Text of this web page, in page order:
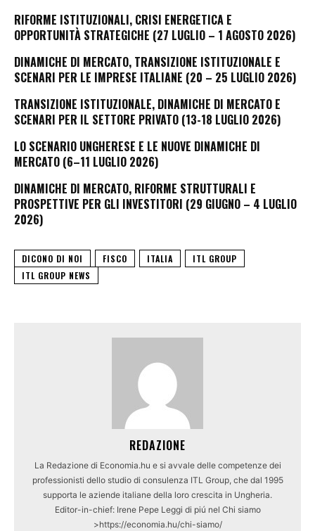
RIFORME ISTITUZIONALI, CRISI ENERGETICA E
OPPORTUNITÀ STRATEGICHE (27 LUGLIO – 1 AGOSTO 2026)
DINAMICHE DI MERCATO, TRANSIZIONE ISTITUZIONALE E
SCENARI PER LE IMPRESE ITALIANE (20 – 25 LUGLIO 2026)
TRANSIZIONE ISTITUZIONALE, DINAMICHE DI MERCATO E
SCENARI PER IL SETTORE PRIVATO (13-18 LUGLIO 2026)
LO SCENARIO UNGHERESE E LE NUOVE DINAMICHE DI
MERCATO (6–11 LUGLIO 2026)
DINAMICHE DI MERCATO, RIFORME STRUTTURALI E
PROSPETTIVE PER GLI INVESTITORI (29 GIUGNO – 4 LUGLIO
2026)
DICONO DI NOI FISCO ITALIA
ITL GROUP
ITL GROUP NEWS
REDAZIONE
La Redazione di Economia.hu e si avvale delle competenze dei
professionisti dello studio di consulenza ITL Group, che dal 1995
supporta le aziende italiane della loro crescita in Ungheria.
Editor-in-chief: Irene Pepe Leggi di piú nel Chi siamo
>https://economia.hu/chi-siamo/